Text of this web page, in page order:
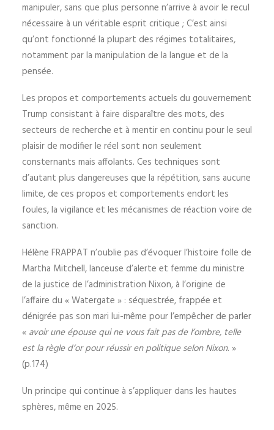
manipuler, sans que plus personne n’arrive à avoir le recul
nécessaire à un véritable esprit critique ; C’est ainsi
qu’ont fonctionné la plupart des régimes totalitaires,
notamment par la manipulation de la langue et de la
pensée.
Les propos et comportements actuels du gouvernement
Trump consistant à faire disparaître des mots, des
secteurs de recherche et à mentir en continu pour le seul
plaisir de modifier le réel sont non seulement
consternants mais affolants. Ces techniques sont
d’autant plus dangereuses que la répétition, sans aucune
limite, de ces propos et comportements endort les
foules, la vigilance et les mécanismes de réaction voire de
sanction.
Hélène FRAPPAT n’oublie pas d’évoquer l’histoire folle de
Martha Mitchell, lanceuse d’alerte et femme du ministre
de la justice de l’administration Nixon, à l’origine de
l’affaire du « Watergate » : séquestrée, frappée et
dénigrée pas son mari lui-même pour l’empêcher de parler
« avoir une épouse qui ne vous fait pas de l’ombre, telle
est la règle d’or pour réussir en politique selon Nixon. »
(p.174)
Un principe qui continue à s’appliquer dans les hautes
sphères, même en 2025.